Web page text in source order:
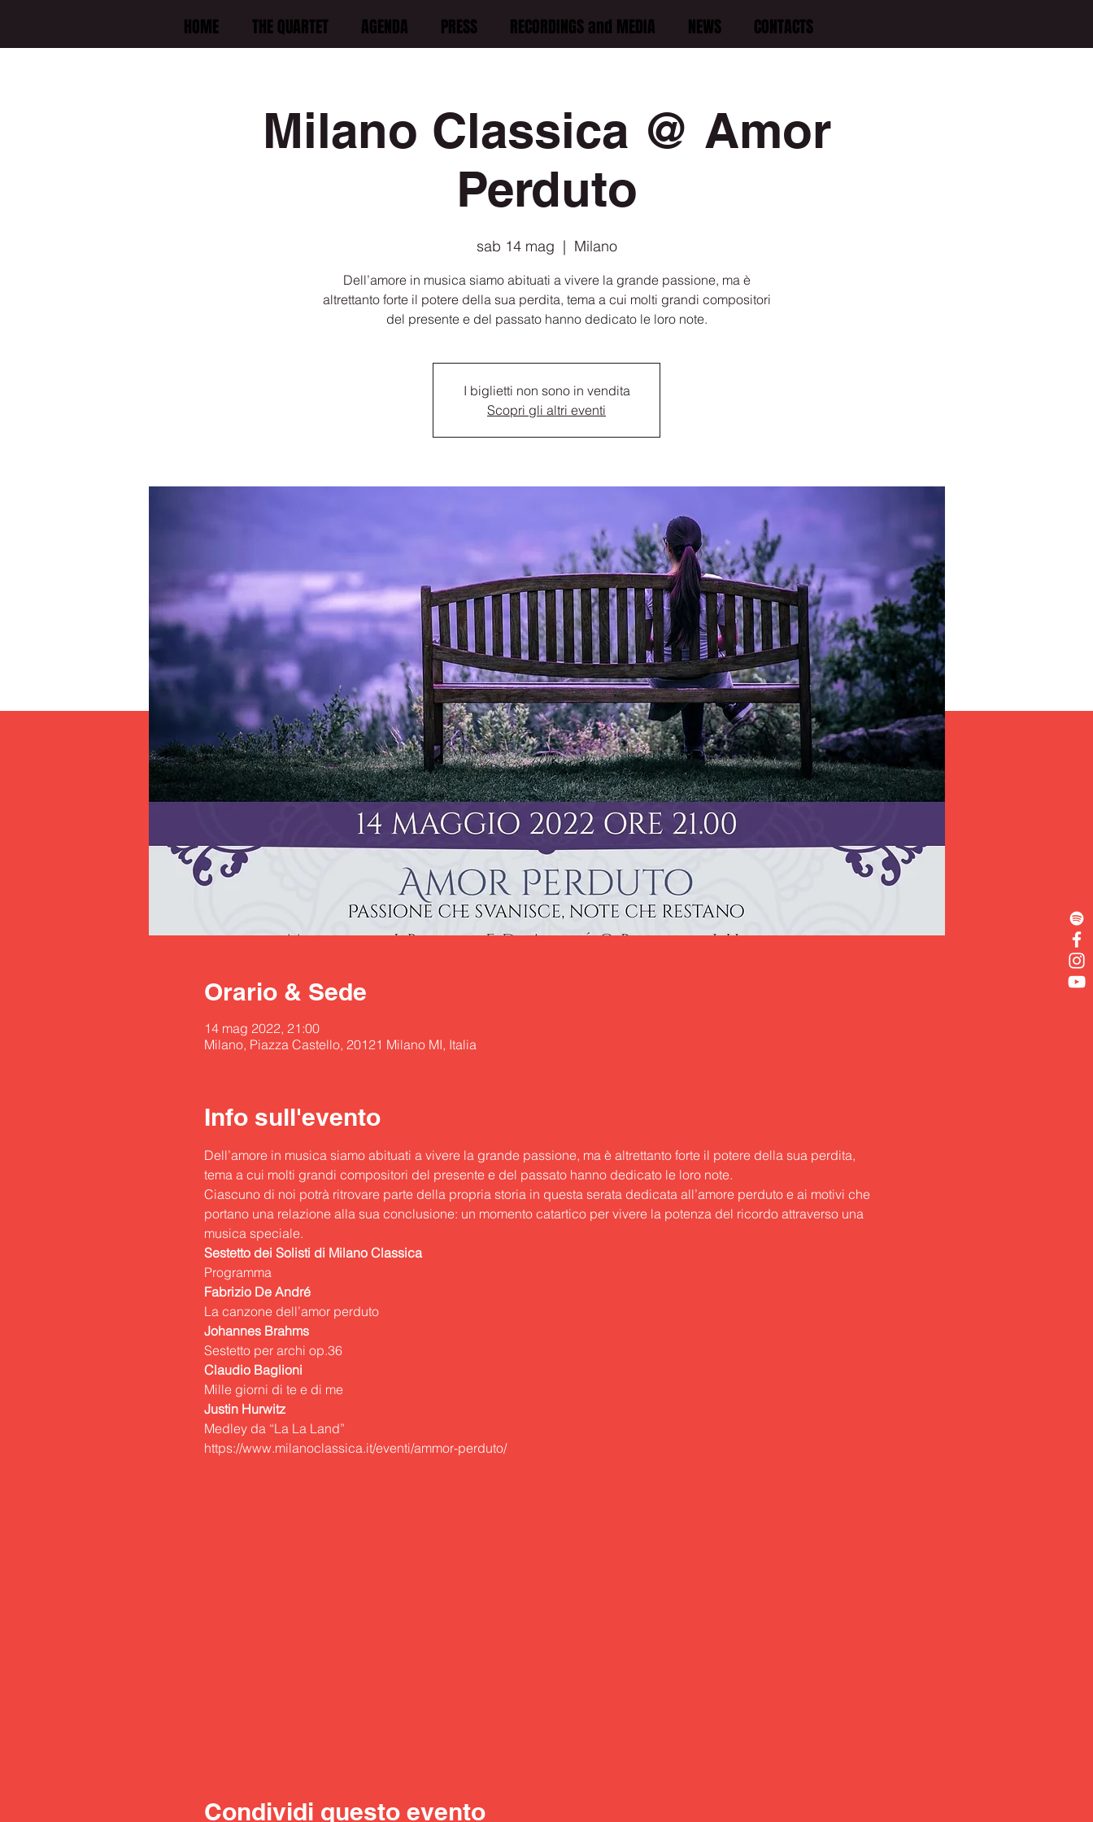
HOME THE QUARTET AGENDA PRESS RECORDINGS and MEDIA NEWS CONTACTS
Milano Classica @ Amor
Perduto
sab 14 mag
  |
Milano
Dell’amore in musica siamo abituati a vivere la grande passione, ma è
altrettanto forte il potere della sua perdita, tema a cui molti grandi compositori
del presente e del passato hanno dedicato le loro note.
I biglietti non sono in vendita
Scopri gli altri eventi
Orario & Sede
14 mag 2022, 21:00
Milano, Piazza Castello, 20121 Milano MI, Italia
Info sull'evento
Dell’amore in musica siamo abituati a vivere la grande passione, ma è altrettanto forte il potere della sua perdita,
tema a cui molti grandi compositori del presente e del passato hanno dedicato le loro note.
Ciascuno di noi potrà ritrovare parte della propria storia in questa serata dedicata all’amore perduto e ai motivi che
portano una relazione alla sua conclusione: un momento catartico per vivere la potenza del ricordo attraverso una
musica speciale.
Sestetto dei Solisti di Milano Classica
Programma
Fabrizio De André
La canzone dell’amor perduto
Johannes Brahms
Sestetto per archi op.36
Claudio Baglioni
Mille giorni di te e di me
Justin Hurwitz
Medley da “La La Land”
https://www.milanoclassica.it/eventi/ammor-perduto/
Condividi questo evento